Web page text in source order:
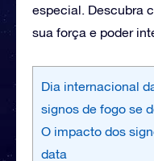
especial. Descubra
sua força e poder
Dia internacional
signos de fogo se
O impacto dos
data